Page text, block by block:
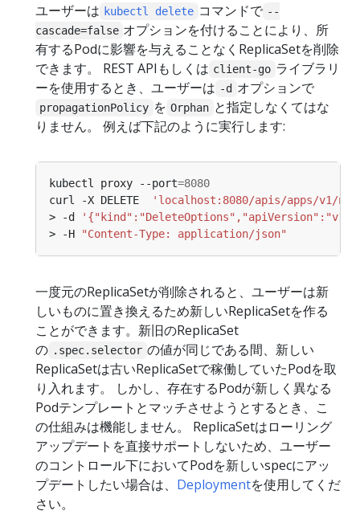
ユーザーは kubectl delete コマンドで --
cascade=false オプションを付けることにより、所
有するPodに影響を与えることなくReplicaSetを削除
できます。 REST APIもしくは client-go ライブラリ
ーを使用するとき、ユーザーは -d オプションで
propagationPolicy を Orphan と指定しなくてはな
りません。 例えば下記のように実行します:
kubectl proxy --port=8080
curl -X DELETE
'localhost:8080/apis/apps/v1/
> -d
> -H
"Content-Type: application/json"
一度元のReplicaSetが削除されると、ユーザーは新
しいものに置き換えるため新しいReplicaSetを作る
ことができます。新旧のReplicaSet
の .spec.selector の値が同じである間、新しい
ReplicaSetは古いReplicaSetで稼働していたPodを取
り入れます。 しかし、存在するPodが新しく異なる
Podテンプレートとマッチさせようとするとき、こ
の仕組みは機能しません。 ReplicaSetはローリング
アップデートを直接サポートしないため、ユーザー
のコントロール下においてPodを新しいspecにアッ
プデートしたい場合は、 Deploymentを使用してくだ
さい。